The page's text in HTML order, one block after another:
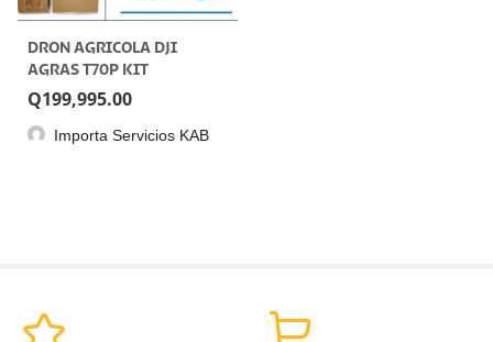
DRON AGRICOLA DJI
AGRAS T70P KIT
Q199,995.00
Importa Servicios KAB